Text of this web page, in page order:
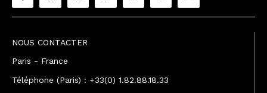
NOUS CONTACTER
Paris - France
Téléphone (Paris) : +33(0) 1.82.88.18.33